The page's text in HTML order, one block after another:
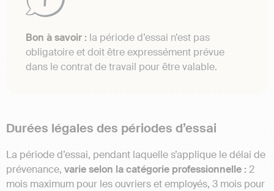
Bon à savoir : la période d’essai n’est pas
obligatoire et doit être expressément prévue
dans le contrat de travail pour être valable.
Durées légales des périodes d’essai
La période d’essai, pendant laquelle s’applique le délai de
prévenance, varie selon la catégorie professionnelle : 2
mois maximum pour les ouvriers et employés, 3 mois pour